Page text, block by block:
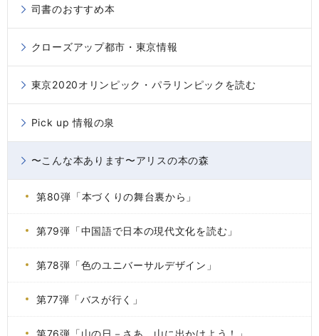
司書のおすすめ本
クローズアップ都市・東京情報
東京2020オリンピック・パラリンピックを読む
Pick up 情報の泉
〜こんな本あります〜アリスの本の森
第80弾「本づくりの舞台裏から」
第79弾「中国語で日本の現代文化を読む」
第78弾「色のユニバーサルデザイン」
第77弾「バスが行く」
第76弾「山の日－さあ、山に出かけよう！」